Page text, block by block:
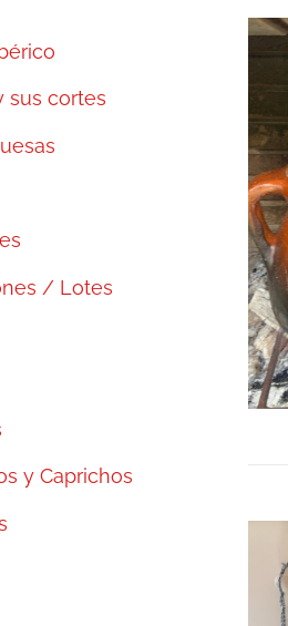
sus cortes
/ Lotes
y Caprichos